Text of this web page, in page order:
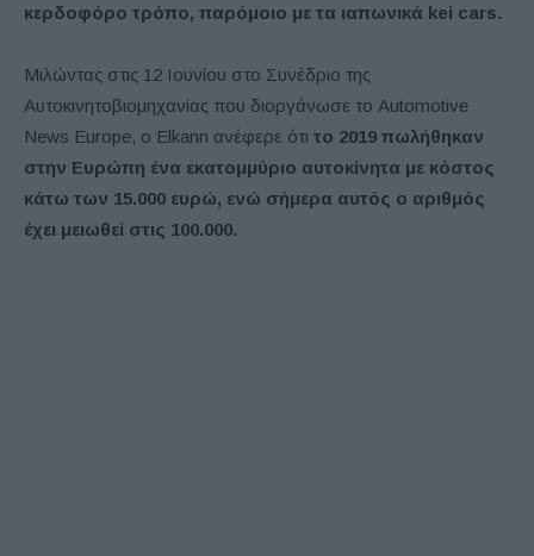
κερδοφόρο τρόπο, παρόμοιο με τα ιαπωνικά kei cars.
Μιλώντας στις 12 Ιουνίου στο Συνέδριο της
Αυτοκινητοβιομηχανίας που διοργάνωσε το Automotive
News Europe, ο Elkann ανέφερε ότι το 2019 πωλήθηκαν
στην Ευρώπη ένα εκατομμύριο αυτοκίνητα με κόστος
κάτω των 15.000 ευρώ, ενώ σήμερα αυτός ο αριθμός
έχει μειωθεί στις 100.000.